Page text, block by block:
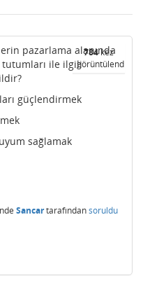
784kez
görüntülendi
pazarlama alanında
tutumları ile ilgili
güçlendirmek
sağlamak
Sancartarafındansoruldu